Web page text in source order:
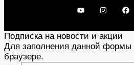
Подписка на новости и акции
Для заполнения данной формы
браузере.